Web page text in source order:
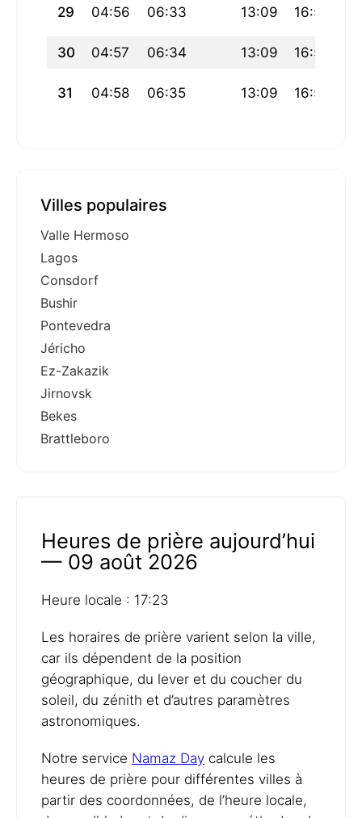
29 04:56 06:33 13:09 16:52
30 04:57 06:34 13:09 16:51
31 04:58 06:35 13:09 16:50
Villes populaires
Valle Hermoso
Lagos
Consdorf
Bushir
Pontevedra
Jéricho
Ez-Zakazik
Jirnovsk
Bekes
Brattleboro
Heures de prière aujourd’hui
— 09 août 2026
Heure locale : 17:23
Les horaires de prière varient selon la ville,
car ils dépendent de la position
géographique, du lever et du coucher du
soleil, du zénith et d’autres paramètres
astronomiques.
Notre service Namaz Day calcule les
heures de prière pour différentes villes à
partir des coordonnées, de l’heure locale,